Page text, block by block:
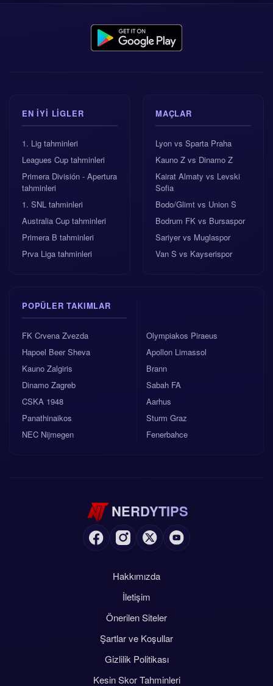
EN IYI LIGLER
1. Lig tahminleri
Leagues Cup tahminleri
Primera División - Apertura
tahminleri
1. SNL tahminleri
Australia Cup tahminleri
Primera B tahminleri
Prva Liga tahminleri
MAÇLAR
Lyon vs Sparta Praha
Kauno Z vs Dinamo Z
Kairat Almaty vs Levski
Sofia
Bodo/Glimt vs Union S
Bodrum FK vs Bursaspor
Sariyer vs Muglaspor
Van S vs Kayserispor
POPÜLER TAKIMLAR
FK Crvena Zvezda
Hapoel Beer Sheva
Kauno Zalgiris
Dinamo Zagreb
CSKA 1948
Panathinaikos
NEC Nijmegen
Olympiakos Piraeus
Apollon Limassol
Brann
Sabah FA
Aarhus
Sturm Graz
Fenerbahce
NERDYTIPS
Hakkımızda
İletişim
Önerilen Siteler
Şartlar ve Koşullar
Gizlilik Politikası
Kesin Skor Tahminleri